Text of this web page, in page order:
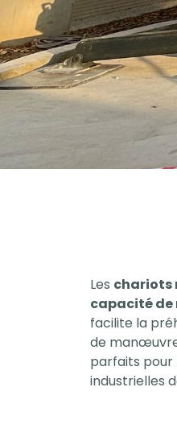
Les
capacité de
facilite la
de
parfaits pour
industrielles